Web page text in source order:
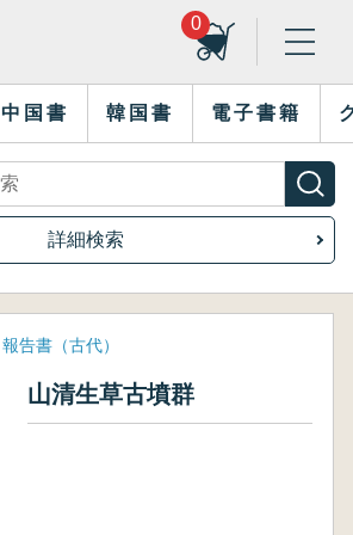
0
中国書 韓国書 電子書籍
詳細検索
報告書（古代）
山清生草古墳群